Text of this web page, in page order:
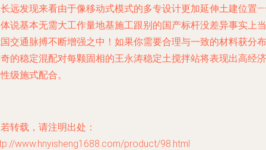
远发现来看由于像移动式模式的多专设计更加延伸土建位置
说基本无需大工作量地基施工跟别的国产标杆没差异事实上当
交通脉搏不断增强之中！如果你需要合理与一致的材料获分布
的稳定混配对每颗固相的王永涛稳定土搅拌站将表现出高经济
级施式配合。
转载，请注明出处：
www.hnyisheng1688.com/product/98.html